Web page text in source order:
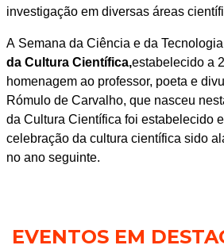
investigação em diversas áreas
A Semana da Ciência e da
da Cultura Científica,estabelecido a
homenagem ao professor, poeta e
Rómulo de Carvalho, que nasceu
da Cultura Científica foi estabelecido
celebração da cultura científica sido
no ano seguinte.
EVENTOS EM